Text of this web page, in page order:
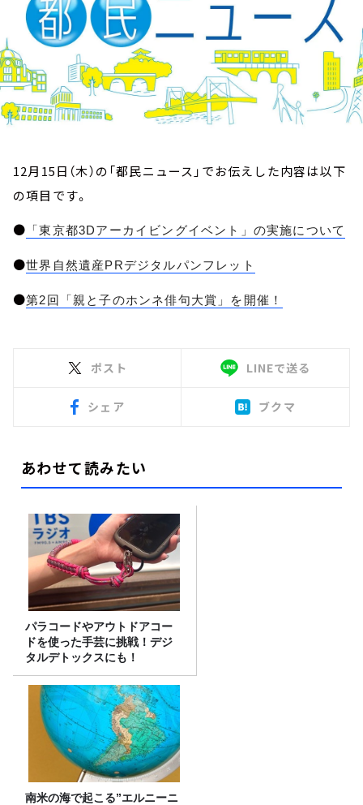
12月15日（木）の「都民ニュース」でお伝えした内容は以下
の項目です。
● 「東京都3Dアーカイビングイベント」の実施について
●世界自然遺産PRデジタルパンフレット
●第2回「親と子のホンネ俳句大賞」を開催！
ポスト LINEで送る
シェア ブクマ
あわせて読みたい
パラコードやアウトドアコー
ドを使った手芸に挑戦！デジ
タルデトックスにも！
南米の海で起こる”エルニーニ